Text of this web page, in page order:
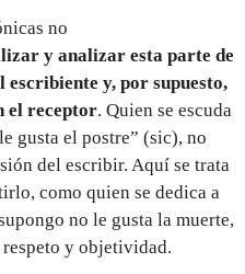
no
y analizar esta parte de
escribiente y, por supuesto,
el receptor. Quien se escuda
gusta el postre” (sic), no
del escribir. Aquí se trata
como quien se dedica a
no le gusta la muerte,
y objetividad.